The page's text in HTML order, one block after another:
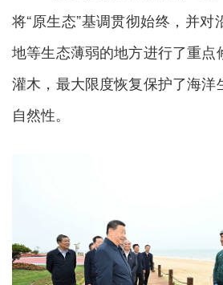
将“原生态”基调贯彻始终，并
地等生态薄弱的地方进行了重点
灌木，最大限度恢复保护了海洋
自然性。